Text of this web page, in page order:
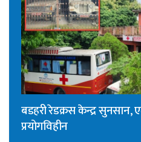
बडहरी रेडक्रस केन्द्र
प्रयोगविहीन